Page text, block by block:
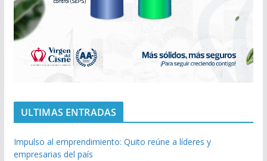
ULTIMAS ENTRADAS
Impulso al emprendimiento: Quito reúne a líderes y
empresarias del país